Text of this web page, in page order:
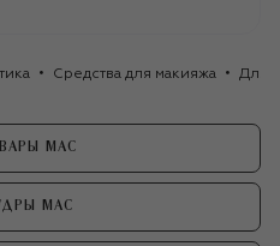
Средства для макияжа Для
MAC
MAC